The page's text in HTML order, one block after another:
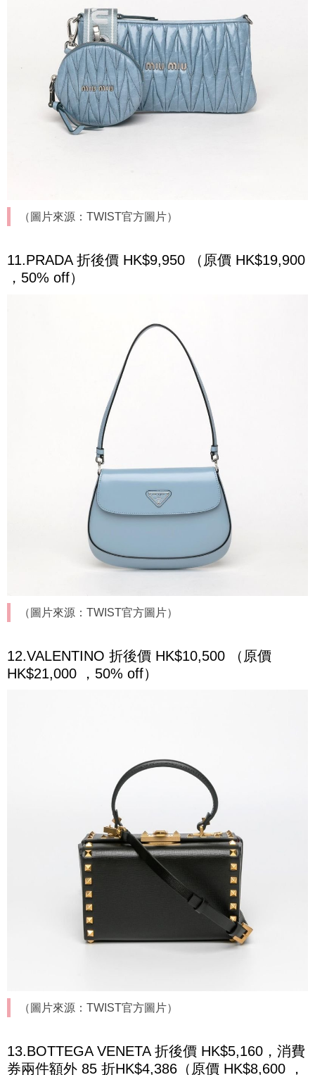
（圖片來源：TWIST官方圖片）
11.PRADA 折後價 HK$9,950 （原價 HK$19,900
，50% off）
（圖片來源：TWIST官方圖片）
12.VALENTINO 折後價 HK$10,500 （原價
HK$21,000 ，50% off）
（圖片來源：TWIST官方圖片）
13.BOTTEGA VENETA 折後價 HK$5,160，消費
券兩件額外 85 折HK$4,386（原價 HK$8,600 ，